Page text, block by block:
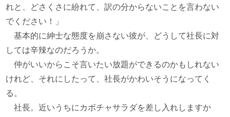
れと、どさくさに紛れて、訳の分からないことを言わない
でください！」
基本的に紳士な態度を崩さない彼が、どうして社長に対
しては辛辣なのだろうか。
仲がいいからこそ言いたい放題ができるのかもしれない
けれど、それにしたって、社長がかわいそうになってく
る。
社長。近いうちにカボチャサラダを差し入れしますか